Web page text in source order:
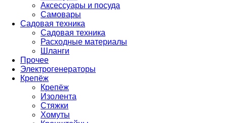
Аксессуары и посуда
Самовары
Садовая техника
Садовая техника
Расходные материалы
Шланги
Прочее
Электрогенераторы
Крепёж
Крепёж
Изолента
Стяжки
Хомуты